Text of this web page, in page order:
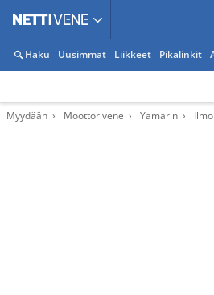
Haku Uusimmat Liikkeet Pikalinkit
Myydään Moottorivene Yamarin